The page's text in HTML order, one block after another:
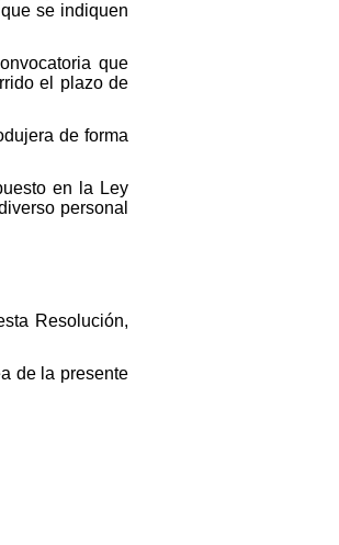
se indiquen
que
el plazo de
de forma
en la Ley
personal
Resolución,
de la presente